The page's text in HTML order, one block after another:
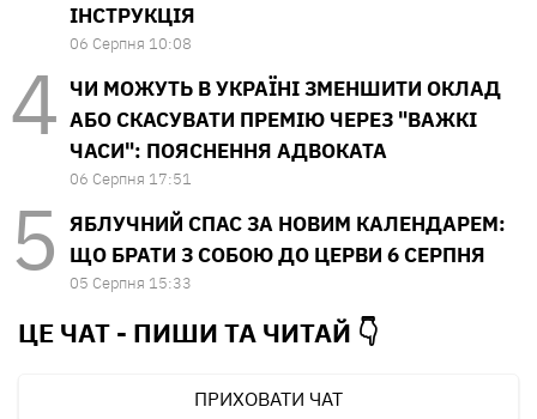
ІНСТРУКЦІЯ
06 Серпня 10:08
ЧИ МОЖУТЬ В УКРАЇНІ ЗМЕНШИТИ ОКЛАД
АБО СКАСУВАТИ ПРЕМІЮ ЧЕРЕЗ "ВАЖКІ
ЧАСИ": ПОЯСНЕННЯ АДВОКАТА
06 Серпня 17:51
ЯБЛУЧНИЙ СПАС ЗА НОВИМ КАЛЕНДАРЕМ:
ЩО БРАТИ З СОБОЮ ДО ЦЕРВИ 6 СЕРПНЯ
05 Серпня 15:33
ЦЕ ЧАТ - ПИШИ ТА ЧИТАЙ 👇
ПРИХОВАТИ ЧАТ